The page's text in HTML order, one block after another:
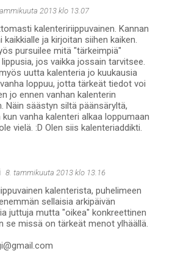
2013 klo 13.07
kalenteririippuvainen. Kannan
kaikkialle ja kirjoitan siihen kaiken.
pursuilee mitä "tärkeimpiä"
jos vaikka jossain tarvitsee.
uutta kalenteria jo kuukausia
loppuu, jotta tärkeät tiedot voi
jo ennen vanhan kalenterin
Näin säästyn siltä päänsäryltä,
vanha kalenteri alkaa loppumaan
vielä. :D Olen siis kalenteriaddikti.
8. tammikuuta 2013 klo 13.16
kalenterista, puhelimeen
sellaisia arkipäivän
juttuja mutta "oikea" konkreettinen
se missä on tärkeät menot ylhäällä.